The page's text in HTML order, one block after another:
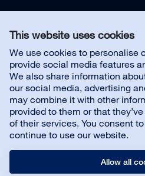
This website uses cookies
We use cookies to personalise
provide social media features
We also share information
our social media, advertising
may combine it with other
provided to them or that
of their services. You consent
continue to use our website.
Allow all
Legal NoticeandPrivacy Policy
Contact us
About us